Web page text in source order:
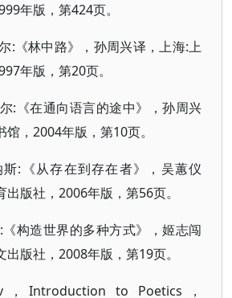
年版，第424页。
:《林中路》，孙周兴译，上海:上
年版，第20页。
:《在通向语言的途中》，孙周兴
，2004年版，第10页。
:《从存在到存在者》，吴蕙仪
版社，2006年版，第56页。
构造世界的多种方式》，姬志闯
版社，2008年版，第19页。
，Introduction to Poetics，